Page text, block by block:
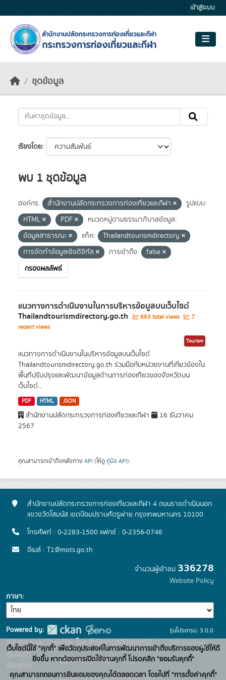
เข้าสู่ระบบ
ชุดข้อมูล
เรียงโดย
พบ 1 ชุดข้อมูล
องค์กร: สำนักงานปลัดกระทรวงการท่องเที่ยวและกีฬา
รูปแบบ:
HTML
PDF
หมวดหมู่ตามธรรมาภิบาลข้อมูล:
ข้อมูลสาธารณะ
แท็ค:
Thailandtourismdirectory
การจัดทำข้อมูลเชิงดิจิทัล
การเข้าถึง:
false
กรองผลลัพธ์
แนวทางการดำเนินงานในการบริหารข้อมูลบนเว็บไซต์
Thailandtourismdirectory.go.th 663 total views
7
recent views
Tourism
แนวทางการดำเนินงานในบริหารข้อมูลบนเว็บไซต์
Thailandtourismdirectory.go.th ร่วมมือกับหน่วยงานที่เกี่ยวข้องใน
พื้นที่ปรับปรุงและพัฒนาข้อมูลด้านการท่องเที่ยวของจังหวัดบน
เว็บไซต์...
PDF HTML JSON
สำนักงานปลัดกระทรวงการท่องเที่ยวและกีฬา
16 ธันวาคม
2567
คุณสามารถเข้าถึงคลังทาง API (ให้ดู คู่มือ API).
สำนักงานปลัดกระทรวงการท่องเที่ยวและกีฬา 4 ถนนราชดำเนินนอก
แขวงวัดโสมนัส เขตป้อมปราบศัตรูพ่าย กรุงเทพมหานคร 10100
โทรศัพท์ : 0-2283-1500 แฟกซ์ : 0-2356-0746
อีเมล์ : T1@mots.go.th
จำนวนผู้เข้าชม 336278
Website Policy
ภาษา
Powered by:
สนับสนุนระบบ Thai-GDC โดย สำนักงานสถิติแห่งชาติ
เว็บไซต์ที่
เกี่ยวข้อง:
ระบบบัญชีข้อมูลภาครัฐ
บริการนามานุกรมบัญชีข้อมูลภาค
รุ่นโปรแกรม: 3.0.0
วันที่: 2025-06-
26
เว็บไซต์นี้ใช้ "คุกกี้" เพื่อวัตถุประสงค์ในการพัฒนาการเข้าถึงบริการของผู้ใช้ให้ดี
ยิ่งขึ้น หากต้องการเปิดใช้งานคุกกี้ โปรดคลิก "ยอมรับคุกกี้"
คุณสามารถถอนการยินยอมของคุณได้ตลอดเวลา โดยไปที่ "การตั้งค่าคุกกี้"
x